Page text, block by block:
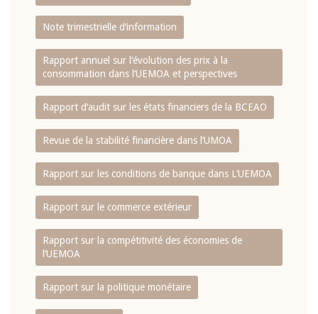
Note trimestrielle d‘information
Rapport annuel sur l‘évolution des prix à la
consommation dans l‘UEMOA et perspectives
Rapport d‘audit sur les états financiers de la BCEAO
Revue de la stabilité financière dans l‘UMOA
Rapport sur les conditions de banque dans L‘UEMOA
Rapport sur le commerce extérieur
Rapport sur la compétitivité des économies de
l‘UEMOA
Rapport sur la politique monétaire